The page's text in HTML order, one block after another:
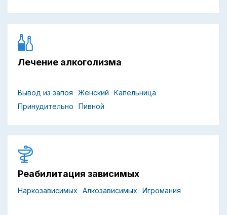
Лечение алкоголизма
Вывод из запоя Женский
Капельница
Принудительно
Пивной
Реабилитация зависимых
Наркозависимых Алкозависимых Игромания